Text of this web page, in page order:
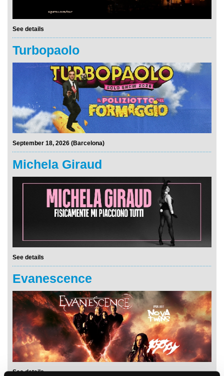
See details
Turbopaolo
September 18, 2026 (Barcelona)
Michela Giraud
See details
Evanescence
See details